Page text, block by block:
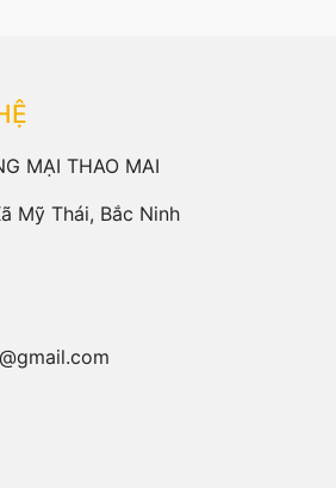
MẠI THAO MAI
Mỹ Thái, Bắc Ninh